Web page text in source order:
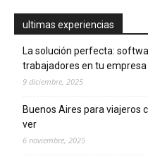
ultimas experiencias
La solución perfecta:
trabajadores en tu empresa
9 diciembre, 2025
Buenos Aires para viajeros
ver
6 noviembre, 2025